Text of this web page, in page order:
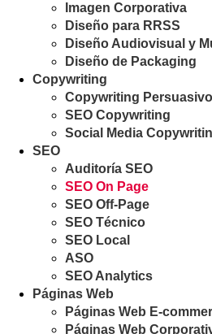
Imagen Corporativa
Diseño para RRSS
Diseño Audiovisual y
Diseño de Packaging
Copywriting
Copywriting Persuasivo
SEO Copywriting
Social Media
SEO
Auditoría SEO
SEO On Page
SEO Off-Page
SEO Técnico
SEO Local
ASO
SEO Analytics
Páginas Web
Páginas Web E-
Páginas Web